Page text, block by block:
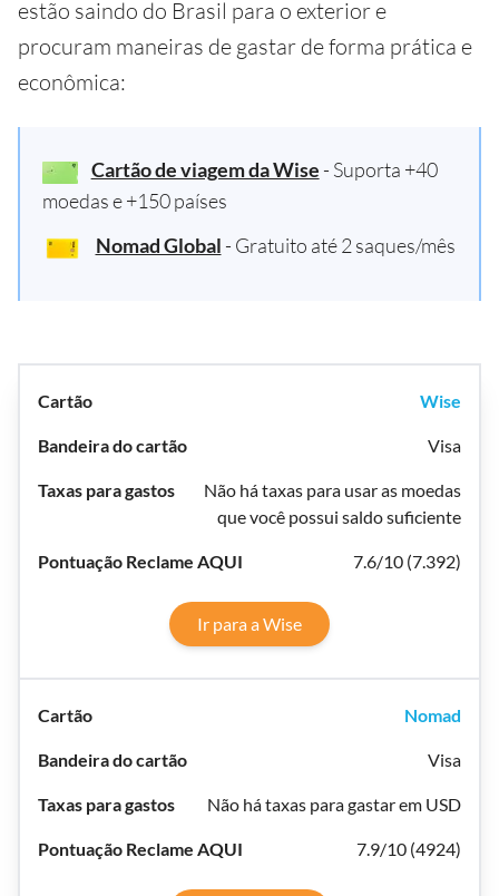
estão saindo do Brasil para o exterior e
procuram maneiras de gastar de forma prática e
econômica:
Cartão de viagem da Wise - Suporta +40
moedas e +150 países
Nomad Global - Gratuito até 2 saques/mês
Wise
Visa
Não há taxas para usar as moedas
que você possui saldo suficiente
7.6/10 (7.392)
Ir para a Wise
Nomad
Visa
Não há taxas para gastar em USD
7.9/10 (4924)